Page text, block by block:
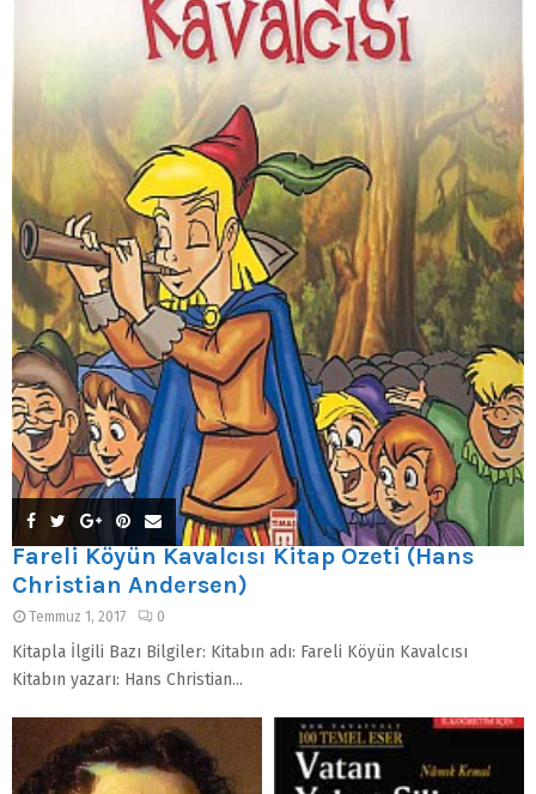
Fareli Köyün Kavalcısı Kitap Özeti (Hans
Christian Andersen)
Temmuz 1, 2017 0
Kitapla İlgili Bazı Bilgiler: Kitabın adı: Fareli Köyün Kavalcısı
Kitabın yazarı: Hans Christian...